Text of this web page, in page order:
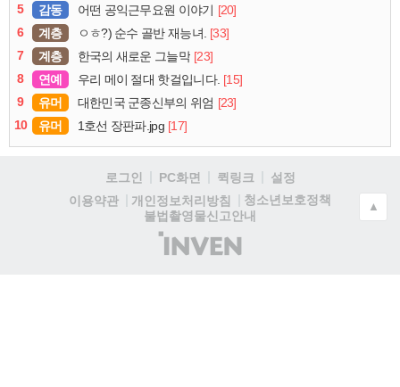
5
감동 어떤 공익근무요원 이야기 [20]
6
계층 ㅇㅎ?) 순수 골반 재능녀. [33]
7
계층 한국의 새로운 그늘막 [23]
8
연예 우리 메이 절대 핫걸입니다. [15]
9
유머 대한민국 군종신부의 위엄 [23]
10
유머 1호선 장판파.jpg [17]
로그인 PC화면 퀵링크
설정
이용약관
개인정보처리방침
청소년보호정책
불법촬영물신고안내
(주)
인
▲